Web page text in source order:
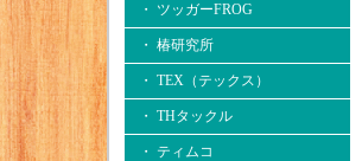
・ ツッガーFROG
・ 椿研究所
・ TEX（テックス）
・ THタックル
・ ティムコ